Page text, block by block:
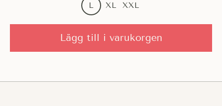
L XL XXL
Lägg till i varukorgen